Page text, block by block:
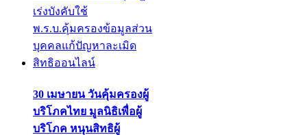
30 เมษายน วันคุ้มครองผู้
บริโภคไทย มูลนิธิเพื่อผู้
บริโภค หนุนสิทธิผู้